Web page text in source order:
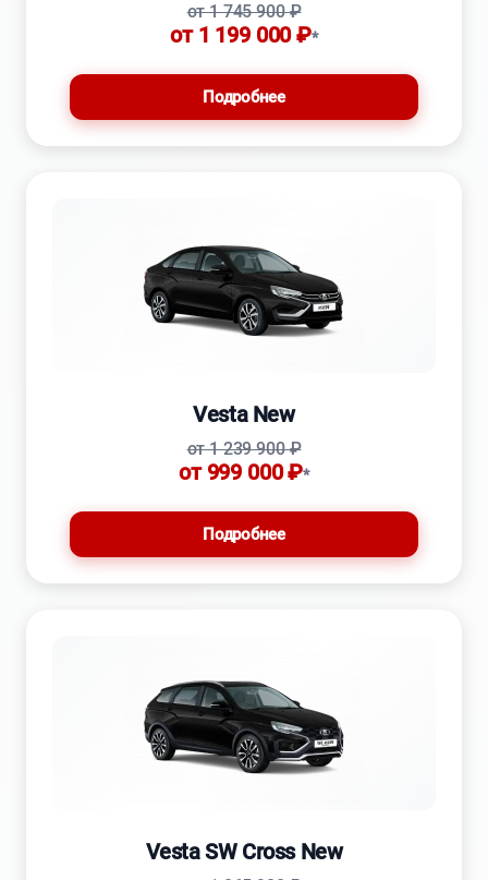
от 1 745 900 ₽
от 1 199 000 ₽*
Подробнее
Vesta New
от 1 239 900 ₽
от 999 000 ₽*
Подробнее
Vesta SW Cross New